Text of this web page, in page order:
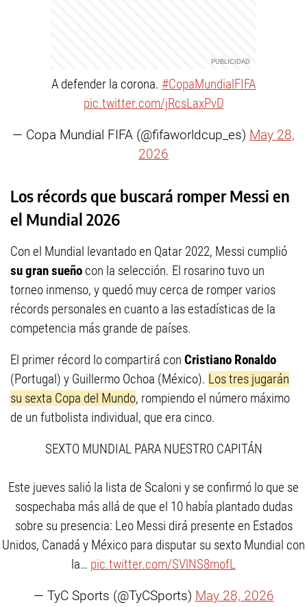
A defender la corona. #CopaMundialFIFA
pic.twitter.com/jRcsLaxPvD
— Copa Mundial FIFA (@fifaworldcup_es) May 28,
2026
Los récords que buscará romper Messi en
el Mundial 2026
Con el Mundial levantado en Qatar 2022, Messi cumplió
su gran sueño con la selección. El rosarino tuvo un
torneo inmenso, y quedó muy cerca de romper varios
récords personales en cuanto a las estadísticas de la
competencia más grande de países.
El primer récord lo compartirá con Cristiano Ronaldo
(Portugal) y Guillermo Ochoa (México). Los tres jugarán
su sexta Copa del Mundo, rompiendo el número máximo
de un futbolista individual, que era cinco.
SEXTO MUNDIAL PARA NUESTRO CAPITÁN
Este jueves salió la lista de Scaloni y se confirmó lo que se
sospechaba más allá de que el 10 había plantado dudas
sobre su presencia: Leo Messi dirá presente en Estados
Unidos, Canadá y México para disputar su sexto Mundial con
la… pic.twitter.com/SVlNS8mofL
— TyC Sports (@TyCSports) May 28, 2026